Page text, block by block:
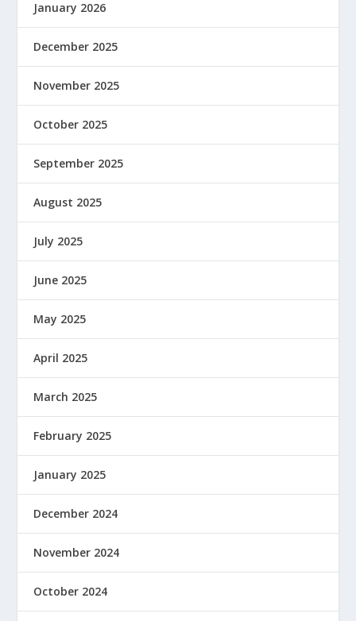
January 2026
December 2025
November 2025
October 2025
September 2025
August 2025
July 2025
June 2025
May 2025
April 2025
March 2025
February 2025
January 2025
December 2024
November 2024
October 2024